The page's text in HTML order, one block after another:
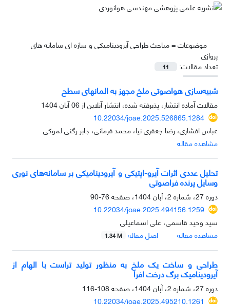
موضوعات =مباحث طراحی آیرودینامیکی و سازه ای سامانه های
پروازی
تعداد مقالات:
11
شبیه‌سازی هواصوتی ملخ مجهز به المانهای سطح
مقالات آماده انتشار، پذیرفته شده، انتشار آنلاین از 06 آبان 1404
10.22034/joae.2025.526865.1284
عباس افشاری، رضا جعفری نیا، محمد فرمانی، جابر رگنی لموکی
مشاهده مقاله
تحلیل عددی اثرات آیرو-اپتیکی و آیرودینامیکی بر سامانه‌های نوری
وسایل پرنده فراصوتی
دوره 27، شماره 2، آبان 1404، صفحه
76-90
10.22034/joae.2025.494156.1259
سید وحید قاسمی، علی اسماعیلی
مشاهده مقاله
اصل مقاله 1.34 M
طراحی و ساخت یک ملخ به منظور تولید تراست با الهام از
آیرودینامیک برگ درخت افرا
دوره 27، شماره 2، آبان 1404، صفحه
108-116
10.22034/joae.2025.495210.1261